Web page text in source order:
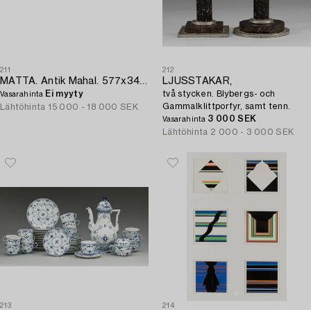
211
MATTA. Antik Mahal. 577x345 cm.
Vasarahinta Ei myyty
Lähtöhinta 15 000 - 18 000 SEK
212
LJUSSTAKAR,
två stycken. Blybergs- och
Gammalklittporfyr, samt tenn.
Vasarahinta 3 000 SEK
Lähtöhinta 2 000 - 3 000 SEK
213 214